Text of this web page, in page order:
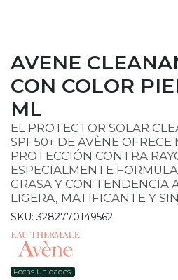
AVENE
CON COLOR
ML
EL PROTECTOR SOLAR
SPF50+ DE AVÈNE OFRECE
PROTECCIÓN CONTRA
ESPECIALMENTE
GRASA Y CON TENDENCIA
LIGERA, MATIFICANTE Y
SKU: 3282770149562
Pocas Unidades.